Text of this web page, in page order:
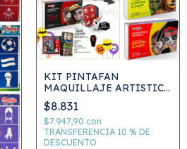
KIT PINTAFAN
MAQUILLAJE ARTISTICO
TEATRAL - CAJA JUEGO
COD.617
$8.831
$7.947,90 con
TRANSFERENCIA 10 % DE
DESCUENTO